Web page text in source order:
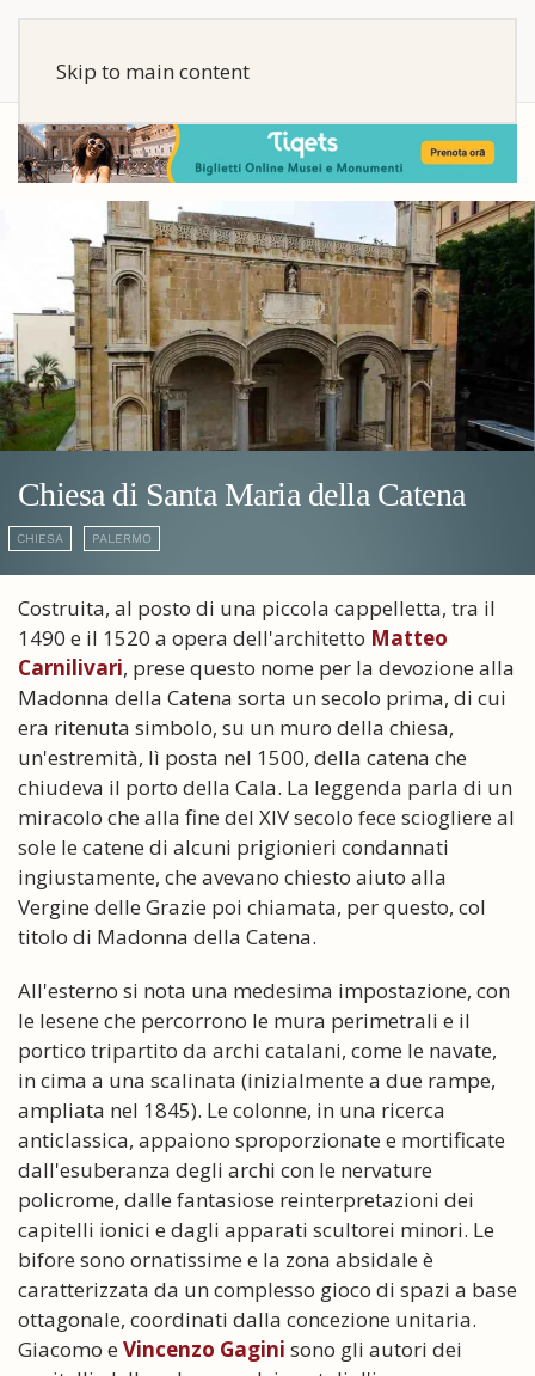
Skip to main content
Chiesa di Santa Maria della Catena
CHIESA PALERMO
Costruita, al posto di una piccola cappelletta, tra il
1490 e il 1520 a opera dell'architetto Matteo
Carnilivari, prese questo nome per la devozione alla
Madonna della Catena sorta un secolo prima, di cui
era ritenuta simbolo, su un muro della chiesa,
un'estremità, lì posta nel 1500, della catena che
chiudeva il porto della Cala. La leggenda parla di un
miracolo che alla fine del XIV secolo fece sciogliere al
sole le catene di alcuni prigionieri condannati
ingiustamente, che avevano chiesto aiuto alla
Vergine delle Grazie poi chiamata, per questo, col
titolo di Madonna della Catena.
All'esterno si nota una medesima impostazione, con
le lesene che percorrono le mura perimetrali e il
portico tripartito da archi catalani, come le navate,
in cima a una scalinata (inizialmente a due rampe,
ampliata nel 1845). Le colonne, in una ricerca
anticlassica, appaiono sproporzionate e mortificate
dall'esuberanza degli archi con le nervature
policrome, dalle fantasiose reinterpretazioni dei
capitelli ionici e dagli apparati scultorei minori. Le
bifore sono ornatissime e la zona absidale è
caratterizzata da un complesso gioco di spazi a base
ottagonale, coordinati dalla concezione unitaria.
Giacomo e Vincenzo Gagini sono gli autori dei